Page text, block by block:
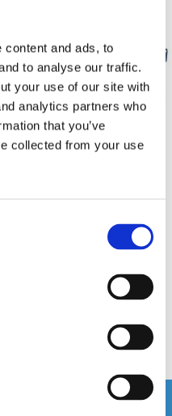
content and ads, to
to analyse our traffic.
your use of our site with
analytics partners who
that you’ve
collected from your use
Finns i lagershop Göteborg